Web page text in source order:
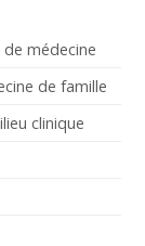
médecine
de famille
clinique